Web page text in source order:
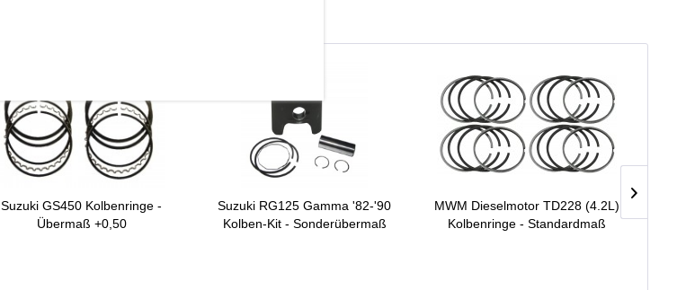
Suzuki GS450 Kolbenringe -
Übermaß +0,50
Suzuki RG125 Gamma '82-'90
Kolben-Kit - Sonderübermaß
MWM Dieselmotor TD228 (4.2L)
Kolbenringe - Standardmaß